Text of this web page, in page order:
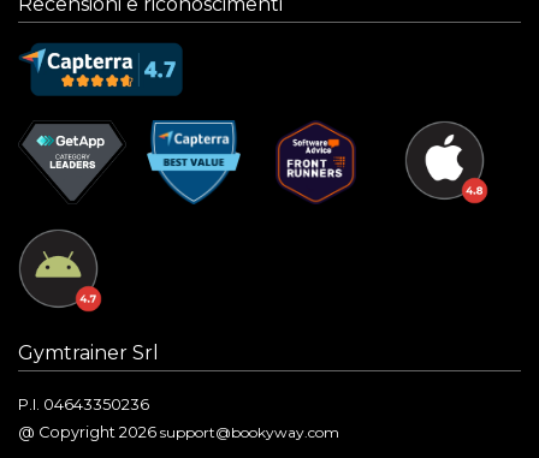
Recensioni e riconoscimenti
Gymtrainer Srl
P.I. 04643350236
@ Copyright 2026 support@bookyway.com